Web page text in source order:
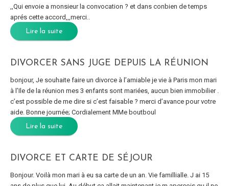
,,Qui envoie a monsieur la convocation ? et dans conbien de temps
aprés cette accord,,,merci..
Lire la suite
DIVORCER SANS JUGE DEPUIS LA RÉUNION
bonjour, Je souhaite faire un divorce à l’amiable je vie à Paris mon mari
à l’Ile de la réunion mes 3 enfants sont mariées, aucun bien immobilier .
c’est possible de me dire si c’est faisable ? merci d’avance pour votre
aide. Bonne journée; Cordialement MMe boutboul
Lire la suite
DIVORCE ET CARTE DE SÉJOUR
Bonjour. Voilà mon mari à eu sa carte de un an. Vie famillialle. J ai 15